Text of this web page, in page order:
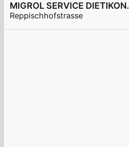
MIGROL SERVICE DIETIKON.
Reppischhofstrasse